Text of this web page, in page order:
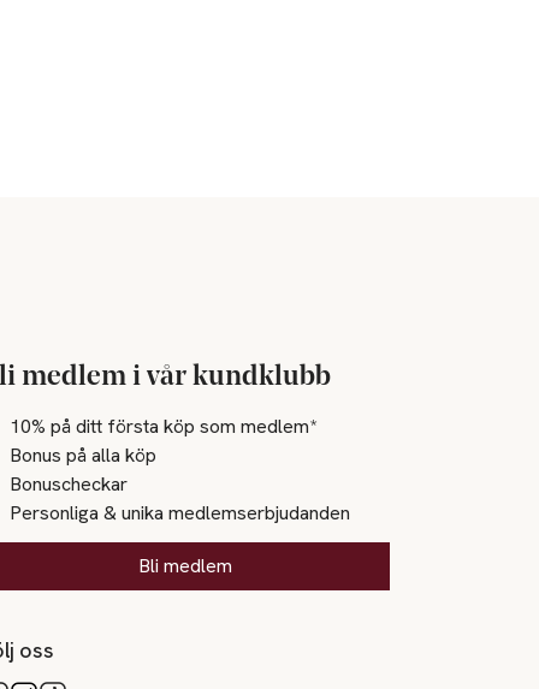
medlem i vår kundklubb
10% på ditt första köp som medlem*
Bonus på alla köp
Bonuscheckar
Personliga & unika medlemserbjudanden
Bli medlem
oss